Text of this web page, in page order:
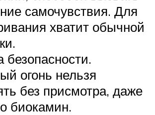
самочувствия. Для
хватит обычной
безопасности.
огонь нельзя
без присмотра, даже
биокамин.